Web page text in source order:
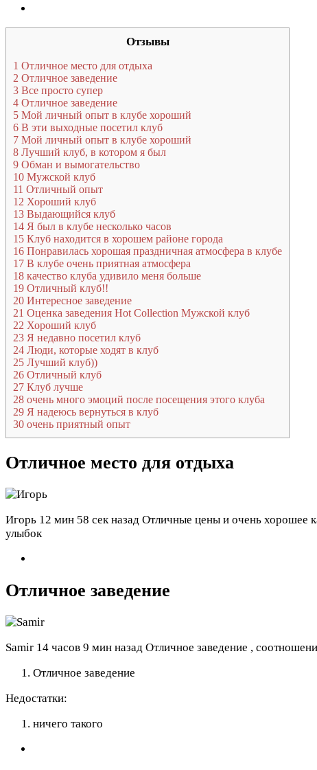
Отзывы
1 Отличное место для отдыха
2 Отличное заведение
3 Все просто супер
4 Отличное заведение
5 Мой личный опыт в клубе хороший
6 В эти выходные посетил клуб
7 Мой личный опыт в клубе хороший
8 Лучший клуб, в котором я был
9 Обман и вымогательство
10 Мужской клуб
11 Отличный опыт
12 Хороший клуб
13 Выдающийся клуб
14 Я был в клубе несколько часов
15 Клуб находится в хорошем районе города
16 Понравилась хорошая праздничная атмосфера в клубе
17 В клубе очень приятная атмосфера
18 качество клуба удивило меня больше
19 Отличный клуб!!
20 Интересное заведение
21 Оценка заведения Hot Collection Мужской клуб
22 Хороший клуб
23 Я недавно посетил клуб
24 Люди, которые ходят в клуб
25 Лучший клуб))
26 Отличный клуб
27 Клуб лучше
28 очень много эмоций после посещения этого клуба
29 Я надеюсь вернуться в клуб
30 очень приятный опыт
Отличное место для отдыха
Игорь 12 мин 58 сек назад Отличные цены и очень хорошее
улыбок
Отличное заведение
Samir 14 часов 9 мин назад Отличное заведение ,
Отличное заведение
Недостатки:
ничего такого